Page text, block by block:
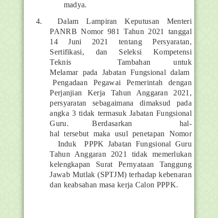
madya.
4.
Dalam Lampiran Keputusan Menteri
PANRB Nomor 981 Tahun 2021 tanggal
14 Juni 2021 tentang Persyaratan,
Sertifikasi, dan Seleksi Kompetensi
Teknis
Tambahan untuk
Melamar pada Jabatan Fungsional dalam
Pengadaan
Pegawai Pemerintah
dengan
Perjanjian Kerja Tahun Anggaran 2021,
persyaratan sebagaimana dimaksud pada
angka 3 tidak termasuk Jabatan Fungsional
Guru. Berdasarkan
hal-
hal
tersebut maka usul penetapan
Nomor
Induk
PPPK Jabatan Fungsional Guru
Tahun Anggaran 2021 tidak memerlukan
kelengkapan Surat Pernyataan Tanggung
Jawab Mutlak (SPTJM) terhadap kebenaran
dan keabsahan masa kerja Calon PPPK.